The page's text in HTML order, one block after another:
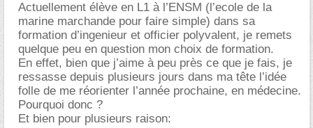
Actuellement élève en L1 à l’ENSM (l’ecole de la
marine marchande pour faire simple) dans sa
formation d’ingenieur et officier polyvalent, je remets
quelque peu en question mon choix de formation.
En effet, bien que j’aime à peu près ce que je fais, je
ressasse depuis plusieurs jours dans ma tête l’idée
folle de me réorienter l’année prochaine, en médecine.
Pourquoi donc ?
Et bien pour plusieurs raison: